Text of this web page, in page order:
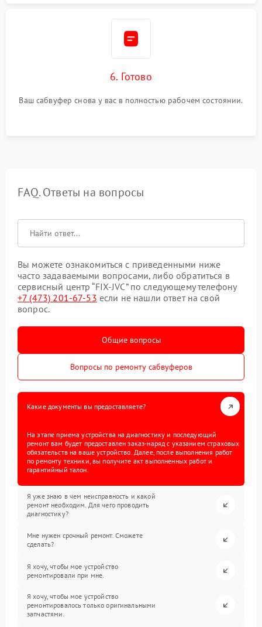
6. Готово
Ваш сабвуфер снова у вас в полностью рабочем состоянии.
FAQ. Ответы на вопросы
Вы можете ознакомиться с приведенными ниже
часто задаваемыми вопросами, либо обратиться в
сервисный центр “FIX-JVC” по следующему телефону
+7 (473) 201-67-53 если не нашли ответ на свой
вопрос.
Общие вопросы
Вопросы по ремонту сабвуферов
Какие документы вы предоставляете?
На этапе приема устройства на диагностику и последующий
ремонт вам будет предоставлен заказ-наряд с указанием страховых
обязательств на ваше устройство. Далее, после выполнения работ
по ремонту техники, вы получите акт выполненных работ и
гарантийный талон.
Я уже знаю в чем неисправность и какой
ремонт необходим. Для чего проводить
диагностику?
Мне нужен срочный ремонт. Сможете
сделать?
Я хочу, чтобы мое устройство
ремонтировали при мне.
Я хочу, чтобы мое устройство
ремонтировалось только оригинальными
запчастями.